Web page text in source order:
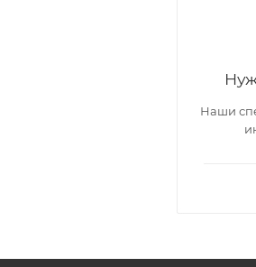
Наши